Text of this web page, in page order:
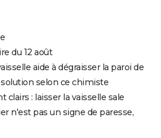
du 12 août
aide à dégraisser la paroi de
selon ce chimiste
clairs : laisser la vaisselle sale
n'est pas un signe de paresse,